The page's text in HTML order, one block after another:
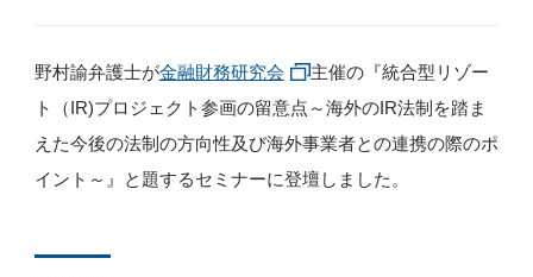
野村諭弁護士が金融財務研究会
主催の『統合型リゾー
ト（IR)プロジェクト参画の留意点～海外のIR法制を踏ま
えた今後の法制の方向性及び海外事業者との連携の際のポ
イント～』と題するセミナーに登壇しました。